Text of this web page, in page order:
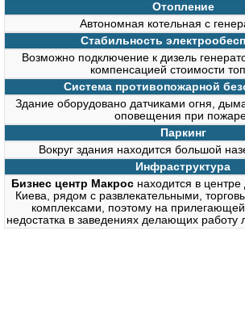
Отопление
Автономная котельная с
Стабильность
Возможно подключение к дизель
компенсацией стоимости
Система противопожарной
Здание оборудовано датчиками огня,
оповещения при
Паркинг
Вокруг здания находится большой
Инфраструктура
Бизнес центр Макрос находится в центре
Киева, рядом с развлекательными,
комплексами, поэтому на
недостатка в заведениях делающих работу